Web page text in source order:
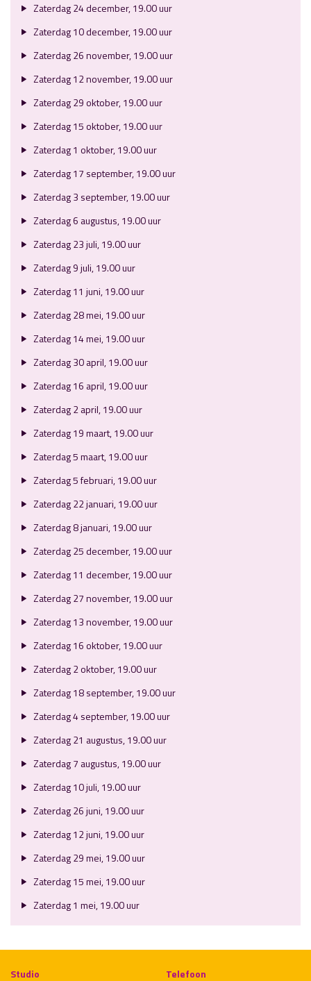
Zaterdag 24 december, 19.00 uur
Zaterdag 10 december, 19.00 uur
Zaterdag 26 november, 19.00 uur
Zaterdag 12 november, 19.00 uur
Zaterdag 29 oktober, 19.00 uur
Zaterdag 15 oktober, 19.00 uur
Zaterdag 1 oktober, 19.00 uur
Zaterdag 17 september, 19.00 uur
Zaterdag 3 september, 19.00 uur
Zaterdag 6 augustus, 19.00 uur
Zaterdag 23 juli, 19.00 uur
Zaterdag 9 juli, 19.00 uur
Zaterdag 11 juni, 19.00 uur
Zaterdag 28 mei, 19.00 uur
Zaterdag 14 mei, 19.00 uur
Zaterdag 30 april, 19.00 uur
Zaterdag 16 april, 19.00 uur
Zaterdag 2 april, 19.00 uur
Zaterdag 19 maart, 19.00 uur
Zaterdag 5 maart, 19.00 uur
Zaterdag 5 februari, 19.00 uur
Zaterdag 22 januari, 19.00 uur
Zaterdag 8 januari, 19.00 uur
Zaterdag 25 december, 19.00 uur
Zaterdag 11 december, 19.00 uur
Zaterdag 27 november, 19.00 uur
Zaterdag 13 november, 19.00 uur
Zaterdag 16 oktober, 19.00 uur
Zaterdag 2 oktober, 19.00 uur
Zaterdag 18 september, 19.00 uur
Zaterdag 4 september, 19.00 uur
Zaterdag 21 augustus, 19.00 uur
Zaterdag 7 augustus, 19.00 uur
Zaterdag 10 juli, 19.00 uur
Zaterdag 26 juni, 19.00 uur
Zaterdag 12 juni, 19.00 uur
Zaterdag 29 mei, 19.00 uur
Zaterdag 15 mei, 19.00 uur
Zaterdag 1 mei, 19.00 uur
Studio
Telefoon